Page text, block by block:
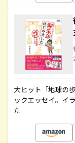
大ヒット「地球の
ックエッセイ。イ
た